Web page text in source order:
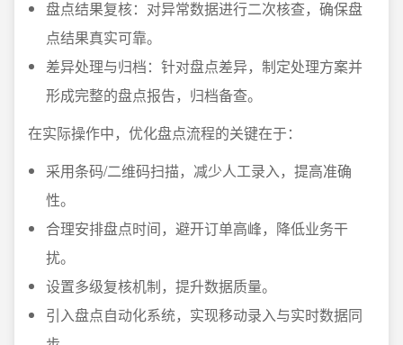
盘点结果复核：对异常数据进行二次核查，确保盘
点结果真实可靠。
差异处理与归档：针对盘点差异，制定处理方案并
形成完整的盘点报告，归档备查。
在实际操作中，优化盘点流程的关键在于：
采用条码/二维码扫描，减少人工录入，提高准确
性。
合理安排盘点时间，避开订单高峰，降低业务干
扰。
设置多级复核机制，提升数据质量。
引入盘点自动化系统，实现移动录入与实时数据同